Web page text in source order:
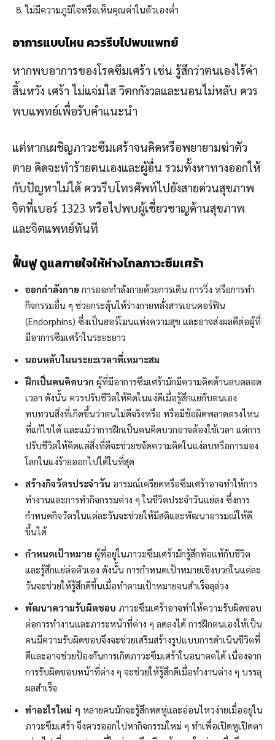
ไม่มีความภูมิใจหรือเห็นคุณค่าในตัวเองต่ำ
อาการแบบไหน ควรรีบไปพบแพทย์
หากพบอาการของโรคซึมเศร้า เช่น รู้สึกว่าตนเองไร้ค่า
สิ้นหวัง เศร้า ไม่แจ่มใส วิตกกังวลและนอนไม่หลับ ควร
พบแพทย์เพื่อรับคำแนะนำ
แต่หากเผชิญภาวะซึมเศร้าจนคิดหรือพยายามฆ่าตัว
ตาย คิดจะทำร้ายตนเองและผู้อื่น รวมทั้งหาทางออกให้
กับปัญหาไม่ได้ ควรรีบโทรศัพท์ไปยังสายด่วนสุขภาพ
จิตที่เบอร์ 1323 หรือไปพบผู้เชี่ยวชาญด้านสุขภาพ
และจิตแพทย์ทันที
ฟื้นฟู ดูแลกายใจให้ห่างไกลภาวะซึมเศร้า
ออกกำลังกาย การออกกำลังกายด้วยการเดิน การวิ่ง หรือการทำ
กิจกรรมอื่น ๆ ช่วยกระตุ้นให้ร่างกายหลั่งสารเอนดอร์ฟิน
(Endorphins) ซึ่งเป็นฮอร์โมนแห่งความสุข และอาจส่งผลดีต่อผู้ที่
มีอาการซึมเศร้าในระยะยาว
นอนหลับในนระยะเวลาที่เหมาะสม
ฝึกเป็นคนคิดบวก ผู้ที่มีอาการซึมเศร้ามักมีความคิดด้านลบตลอด
เวลา ดังนั้น ควรปรับชีวิตให้คิดในแง่ดีเมื่อรู้สึกแย่กับตนเอง
ทบทวนสิ่งที่เกิดขึ้นว่าตนไม่ดีจริงหรือ หรือมีข้อผิดพลาดตรงไหน
ที่แก้ไขได้ และแม้ว่าการฝึกเป็นคนคิดบวกอาจต้องใช้เวลา แต่การ
ปรับชีวิตให้คิดแต่สิ่งที่ดีจะช่วยขจัดความคิดในแง่ลบหรือการมอง
โลกในแง่ร้ายออกไปได้ในที่สุด
สร้างกิจวัตรประจำวัน อารมณ์เครียดหรือซึมเศร้าอาจทำให้การ
ทำงานและการทำกิจกรรมต่าง ๆ ในชีวิตประจำวันแย่ลง ซึ่งการ
กำหนดกิจวัตรในแต่ละวันจะช่วยให้มีสติและพัฒนาอารมณ์ให้ดี
ขึ้นได้
กำหนดเป้าหมาย ผู้ที่อยู่ในภาวะซึมเศร้ามักรู้สึกท้อแท้กับชีวิต
และรู้สึกแย่ต่อตัวเอง ดังนั้น การกำหนดเป้าหมายเชิงบวกในแต่ละ
วันจะช่วยให้รู้สึกดีขึ้นเมื่อทำตามเป้าหมายจนสำเร็จลุล่วง
พัฒนาความรับผิดชอบ ภาวะซึมเศร้าอาจทำให้ความรับผิดชอบ
ต่อการทำงานและภาระหน้าที่ต่าง ๆ ลดลงได้ การฝึกตนเองให้เป็น
คนมีความรับผิดชอบจึงจะช่วยเสริมสร้างรูปแบบการดำเนินชีวิตที่
ดีและอาจช่วยป้องกันการเกิดภาวะซึมเศร้าในอนาคตได้ เนื่องจาก
การรับผิดชอบหน้าที่ต่าง ๆ จะช่วยให้รู้สึกดีเมื่อทำงานต่าง ๆ บรรลุ
ผลสำเร็จ
ทำอะไรใหม่ ๆ หลายคนมักจะรู้สึกหดหู่และอ่อนไหวง่ายเมื่ออยู่ใน
ภาวะซึมเศร้า จึงควรออกไปหากิจกรรมใหม่ ๆ ทำเพื่อเปิดหูเปิดตา